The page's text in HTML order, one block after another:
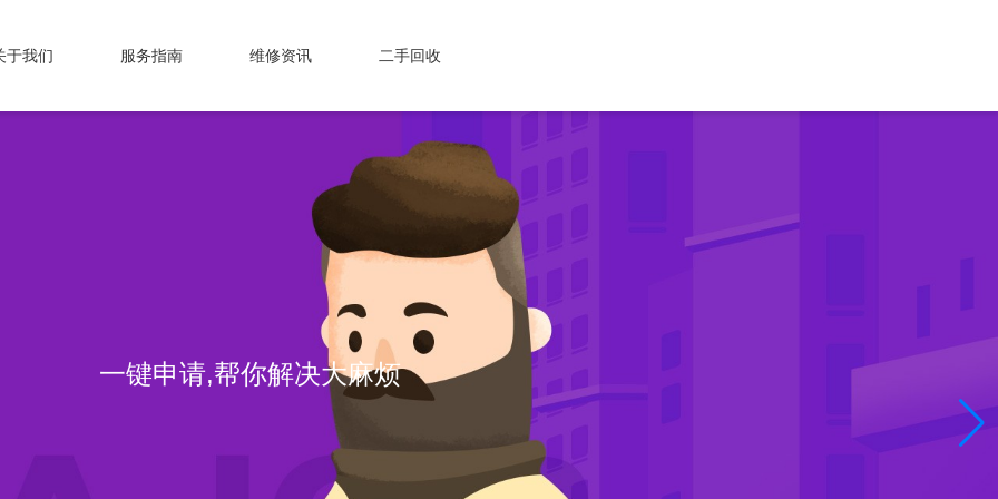
于我们 服务指南 维修资讯 二手回收
一键申请,帮你解决大麻烦